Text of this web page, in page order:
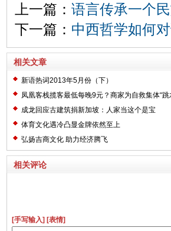
上一篇： 语言传承一个
下一篇： 中西哲学如何
相关文章
新语热词2013年5月份（下）
凤凰客栈揽客最低每晚9元？商家为自救集体“跳
成龙回应古建筑捐新加坡：人家当这个是宝
体育文化遇冷凸显金牌依然至上
弘扬吉商文化 助力经济腾飞
相关评论
[手写输入] [表情]